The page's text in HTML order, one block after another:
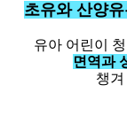
초유와 산양
유아 어린이
면역과
챙